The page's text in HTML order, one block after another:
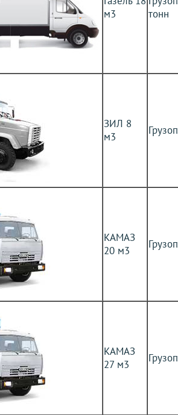
м3
тонн
ЗИЛ 8
м3
КАМАЗ
20 м3
КАМАЗ
27 м3